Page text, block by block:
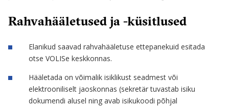
Rahvahääletused ja -küsitlused
Elanikud saavad rahvahääletuse ettepanekuid esitada
otse VOLISe keskkonnas.
Hääletada on võimalik isiklikust seadmest või
elektrooniliselt jaoskonnas (sekretär tuvastab isiku
dokumendi alusel ning avab isikukoodi põhjal